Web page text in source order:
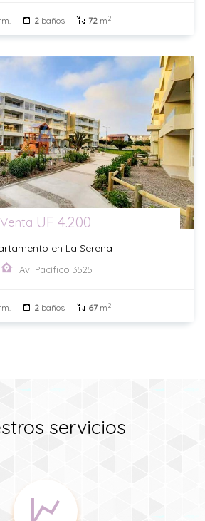
2baños 72m2
Venta UF 4.200
en La Serena
Av. Pacífico 3525
2baños 67m2
servicios